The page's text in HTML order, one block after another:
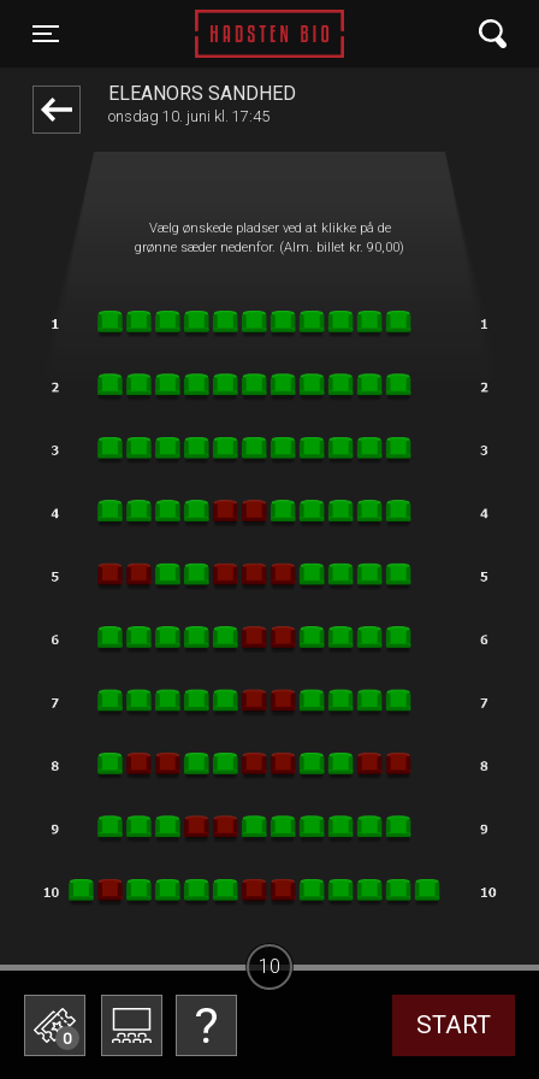
Toggle navigation
Hadsten Bio
ELEANORS SANDHED
onsdag 10. juni kl. 17:45
Vælg ønskede pladser ved at klikke på de
grønne sæder nedenfor. (Alm. billet kr. 90,00)
0 START
10
front05-temp 103419